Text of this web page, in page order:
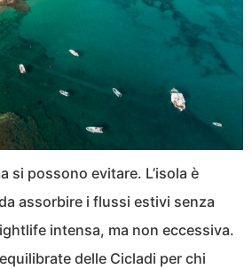
si possono evitare. L’isola è
assorbire i flussi estivi senza
intensa, ma non eccessiva.
delle Cicladi per chi